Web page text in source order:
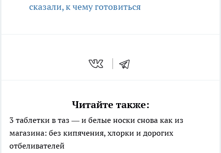
сказали, к чему готовиться
Читайте также:
3 таблетки в таз — и белые носки снова как из
магазина: без кипячения, хлорки и дорогих
отбеливателей